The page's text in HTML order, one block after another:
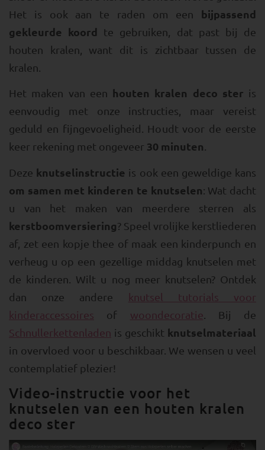
Het is ook aan te raden om een bijpassend
gekleurde koord
te gebruiken, dat past bij de
houten kralen, want dit is zichtbaar tussen de
kralen.
Het maken van een houten kralen deco ster is
eenvoudig met onze instructies, maar vereist
geduld en fijngevoeligheid. Houdt voor de eerste
keer rekening met ongeveer 30 minuten
Deze knutselinstructie is ook een geweldige kans
om samen met kinderen te knutselen: Wat dacht
u van het maken van meerdere sterren als
kerstboomversiering? Speel vrolijke kerstliederen
af, zet een kopje thee of maak een kinderpunch en
verheug u op een gezellige middag knutselen met
de kinderen. Wilt u nog meer knutselen? Ontdek
dan onze andere
knutsel tutorials voor
kinderaccessoires of woondecoratie . Bij de
Schnullerkettenladen is geschikt knutselmateriaal
in overvloed voor u beschikbaar. We wensen u veel
contemplatief plezier!
Video-instructie voor het
knutselen van een houten kralen
deco ster